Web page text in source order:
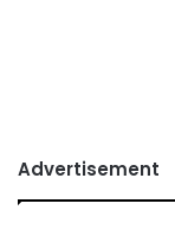
Advertisement